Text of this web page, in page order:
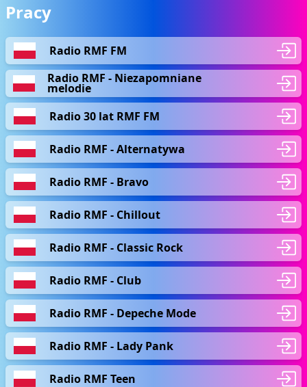
Pracy
Radio RMF FM
Radio RMF - Niezapomniane
melodie
Radio 30 lat RMF FM
Radio RMF - Alternatywa
Radio RMF - Bravo
Radio RMF - Chillout
Radio RMF - Classic Rock
Radio RMF - Club
Radio RMF - Depeche Mode
Radio RMF - Lady Pank
Radio RMF Teen